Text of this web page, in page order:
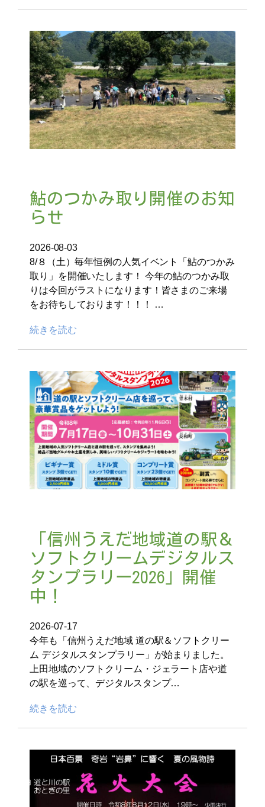
鮎のつかみ取り開催のお知
らせ
2026-08-03
8/８（土）毎年恒例の人気イベント「鮎のつかみ
取り」を開催いたします！ 今年の鮎のつかみ取
りは今回がラストになります！皆さまのご来場
をお待ちしております！！！ …
続きを読む
「信州うえだ地域道の駅＆
ソフトクリームデジタルス
タンプラリー2026」開催
中！
2026-07-17
今年も「信州うえだ地域 道の駅＆ソフトクリー
ム デジタルスタンプラリー」が始まりました。
上田地域のソフトクリーム・ジェラート店や道
の駅を巡って、デジタルスタンプ…
続きを読む